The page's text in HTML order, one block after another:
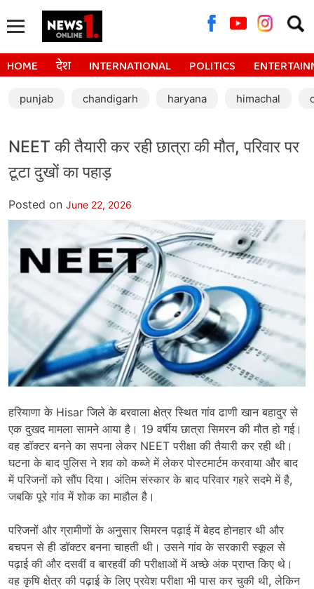
for:
HOME देश INTERNATIONAL POLITICS
punjab chandigarh haryana himachal
NEET की तैयारी कर रही छात्रा की मौत, परिवार पर
टूटा दुखों का पहाड़
Posted on June 22, 2026
हरियाणा के Hisar जिले के बरवाला क्षेत्र स्थित गांव ढाणी खान बहादुर से
एक दुखद मामला सामने आया है। 19 वर्षीय छात्रा सिमरन की मौत हो गई।
वह डॉक्टर बनने का सपना लेकर NEET परीक्षा की तैयारी कर रही थी।
घटना के बाद पुलिस ने शव को कब्जे में लेकर पोस्टमार्टम करवाया और बाद
में परिजनों को सौंप दिया। अंतिम संस्कार के बाद परिवार गहरे सदमे में है,
जबकि पूरे गांव में शोक का माहौल है।
परिजनों और ग्रामीणों के अनुसार सिमरन पढ़ाई में बेहद होनहार थी और
बचपन से ही डॉक्टर बनना चाहती थी। उसने गांव के सरकारी स्कूल से
पढ़ाई की और दसवीं व बारहवीं की परीक्षाओं में अच्छे अंक प्राप्त किए थे।
वह कृषि क्षेत्र की पढ़ाई के लिए प्रवेश परीक्षा भी पास कर चुकी थी, लेकिन